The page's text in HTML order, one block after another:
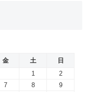
金 土
日
1
2
7 8
9